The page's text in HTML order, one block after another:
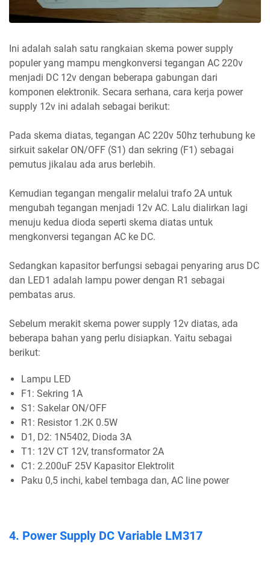
Ini adalah salah satu rangkaian skema power supply
populer yang mampu mengkonversi tegangan AC 220v
menjadi DC 12v dengan beberapa gabungan dari
komponen elektronik. Secara serhana, cara kerja power
supply 12v ini adalah sebagai berikut:
Pada skema diatas, tegangan AC 220v 50hz terhubung ke
sirkuit sakelar ON/OFF (S1) dan sekring (F1) sebagai
pemutus jikalau ada arus berlebih.
Kemudian tegangan mengalir melalui trafo 2A untuk
mengubah tegangan menjadi 12v AC. Lalu dialirkan lagi
menuju kedua dioda seperti skema diatas untuk
mengkonversi tegangan AC ke DC.
Sedangkan kapasitor berfungsi sebagai penyaring arus DC
dan LED1 adalah lampu power dengan R1 sebagai
pembatas arus.
Sebelum merakit skema power supply 12v diatas, ada
beberapa bahan yang perlu disiapkan. Yaitu sebagai
berikut:
Lampu LED
F1: Sekring 1A
S1: Sakelar ON/OFF
R1: Resistor 1.2K 0.5W
D1, D2: 1N5402, Dioda 3A
T1: 12V CT 12V, transformator 2A
C1: 2.200uF 25V Kapasitor Elektrolit
Paku 0,5 inchi, kabel tembaga dan, AC line power
4. Power Supply DC Variable LM317